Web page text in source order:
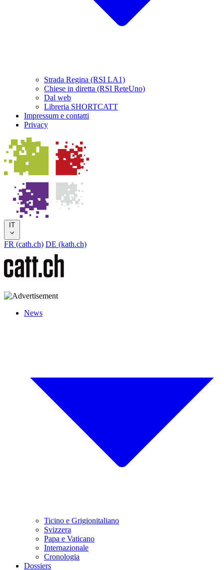
Strada Regina (RSI LA1)
Chiese in diretta (RSI ReteUno)
Dal web
Libreria SHORTCATT
Impressum e contatti
Privacy
IT
FR (cath.ch) DE (kath.ch)
News
Ticino e Grigionitaliano
Svizzera
Papa e Vaticano
Internazionale
Cronologia
Dossiers